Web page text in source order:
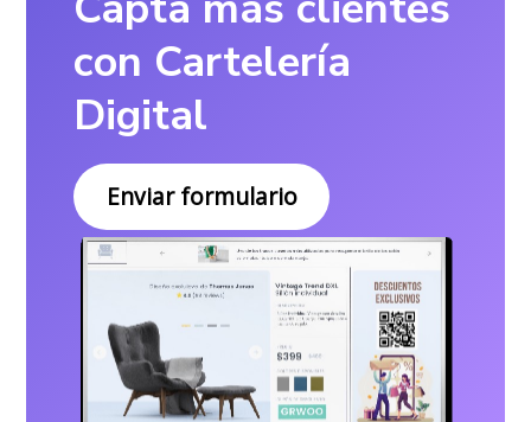
con Cartelería
Digital
Enviar formulario